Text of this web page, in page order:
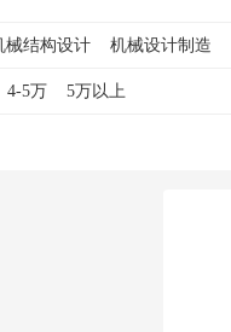
械结构设计 机械设计制造
4-5万 5万以上